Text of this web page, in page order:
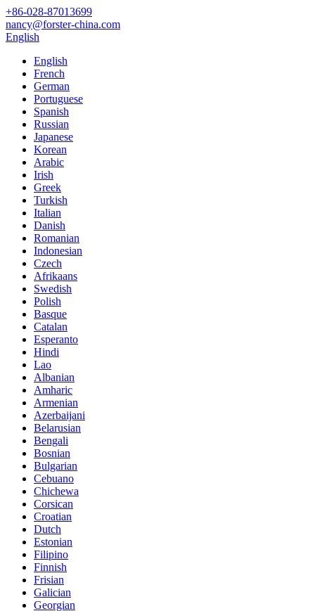
+86-028-87013699
nancy@forster-china.com
English
English
French
German
Portuguese
Spanish
Russian
Japanese
Korean
Arabic
Irish
Greek
Turkish
Italian
Danish
Romanian
Indonesian
Czech
Afrikaans
Swedish
Polish
Basque
Catalan
Esperanto
Hindi
Lao
Albanian
Amharic
Armenian
Azerbaijani
Belarusian
Bengali
Bosnian
Bulgarian
Cebuano
Chichewa
Corsican
Croatian
Dutch
Estonian
Filipino
Finnish
Frisian
Galician
Georgian